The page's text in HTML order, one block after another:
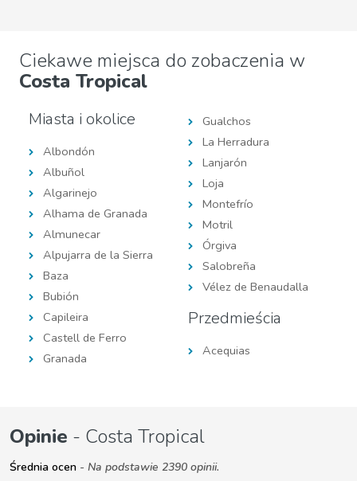
Ciekawe miejsca do zobaczenia w
Costa Tropical
Miasta i okolice
Albondón
Albuñol
Algarinejo
Alhama de Granada
Almunecar
Alpujarra de la Sierra
Baza
Bubión
Capileira
Castell de Ferro
Granada
Gualchos
La Herradura
Lanjarón
Loja
Montefrío
Motril
Órgiva
Salobreña
Vélez de Benaudalla
Przedmieścia
Acequias
Opinie - Costa Tropical
Średnia ocen - Na podstawie 2390 opinii.